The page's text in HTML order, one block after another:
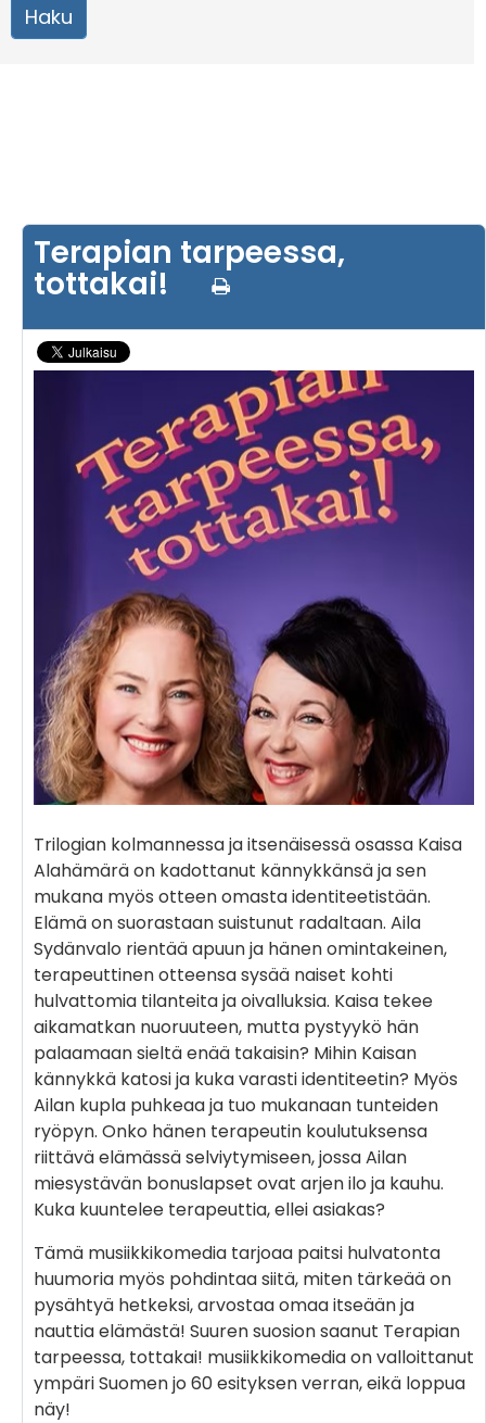
Terapian tarpeessa,
tottakai!
Trilogian kolmannessa ja itsenäisessä osassa Kaisa
Alahämärä on kadottanut kännykkänsä ja sen
mukana myös otteen omasta identiteetistään.
Elämä on suorastaan suistunut radaltaan. Aila
Sydänvalo rientää apuun ja hänen omintakeinen,
terapeuttinen otteensa sysää naiset kohti
hulvattomia tilanteita ja oivalluksia. Kaisa tekee
aikamatkan nuoruuteen, mutta pystyykö hän
palaamaan sieltä enää takaisin? Mihin Kaisan
kännykkä katosi ja kuka varasti identiteetin? Myös
Ailan kupla puhkeaa ja tuo mukanaan tunteiden
ryöpyn. Onko hänen terapeutin koulutuksensa
riittävä elämässä selviytymiseen, jossa Ailan
miesystävän bonuslapset ovat arjen ilo ja kauhu.
Kuka kuuntelee terapeuttia, ellei asiakas?
Tämä musiikkikomedia tarjoaa paitsi hulvatonta
huumoria myös pohdintaa siitä, miten tärkeää on
pysähtyä hetkeksi, arvostaa omaa itseään ja
nauttia elämästä! Suuren suosion saanut Terapian
tarpeessa, tottakai! musiikkikomedia on valloittanut
ympäri Suomen jo 60 esityksen verran, eikä loppua
näy!